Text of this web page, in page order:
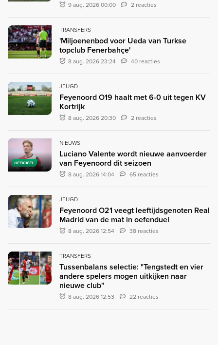
9 aug. 2026 00:00 2 reacties
TRANSFERS
'Miljoenenbod voor Ueda van Turkse
topclub Fenerbahçe'
8 aug. 2026 23:24 40 reacties
JEUGD
Feyenoord O19 haalt met 6-0 uit tegen KV
Kortrijk
8 aug. 2026 20:30 2 reacties
OFFICIEEL
NIEUWS
Luciano Valente wordt nieuwe aanvoerder
van Feyenoord dit seizoen
8 aug. 2026 14:04 65 reacties
JEUGD
Feyenoord O21 veegt leeftijdsgenoten Real
Madrid van de mat in oefenduel
8 aug. 2026 12:54 38 reacties
TRANSFERS
Tussenbalans selectie: "Tengstedt en vier
andere spelers mogen uitkijken naar
nieuwe club"
8 aug. 2026 12:53 22 reacties